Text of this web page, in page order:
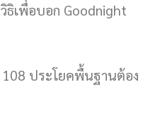
ธิเพื่อบอก Goodnight
108 ประโยคพื้นฐานต้อง